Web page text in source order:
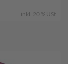
inkl. 20 % USt